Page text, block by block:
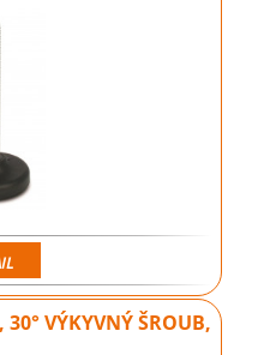
VÝKYVNÝ ŠROUB,